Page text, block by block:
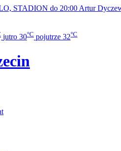
STADION do 20:00 Artur
jutro 30°C pojutrze 32°C